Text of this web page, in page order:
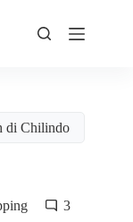
di Chilindo
3